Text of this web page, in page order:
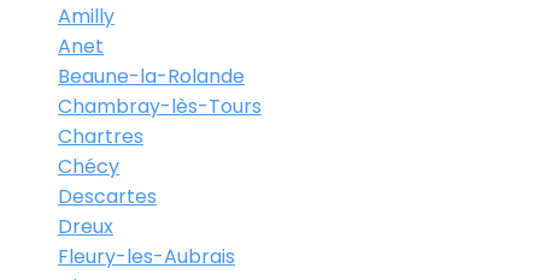
Amilly
Anet
Beaune-la-Rolande
Chambray-lès-Tours
Chartres
Chécy
Descartes
Dreux
Fleury-les-Aubrais